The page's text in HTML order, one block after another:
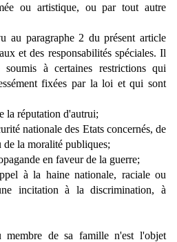
ou artistique, ou par tout autre
au paragraphe 2 du présent article
et des responsabilités spéciales. Il
soumis à certaines restrictions qui
fixées par la loi et qui sont
la réputation d'autrui;
nationale des Etats concernés, de
la moralité publiques;
en faveur de la guerre;
à la haine nationale, raciale ou
incitation à la discrimination, à
de sa famille n'est l'objet